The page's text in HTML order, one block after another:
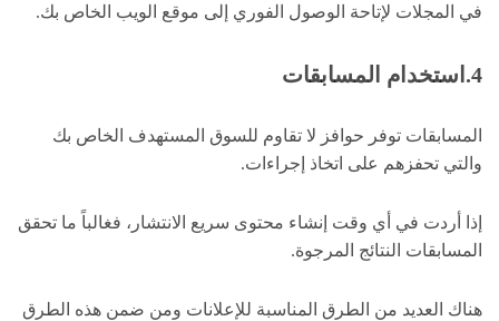
في المجلات لإتاحة الوصول الفوري إلى موقع الويب الخاص بك.
4.استخدام المسابقات
المسابقات توفر حوافز لا تقاوم للسوق المستهدف الخاص بك
والتي تحفزهم على اتخاذ إجراءات.
إذا أردت في أي وقت إنشاء محتوى سريع الانتشار، فغالباً ما تحقق
المسابقات النتائج المرجوة.
هناك العديد من الطرق المناسبة للإعلانات ومن ضمن هذه الطرق